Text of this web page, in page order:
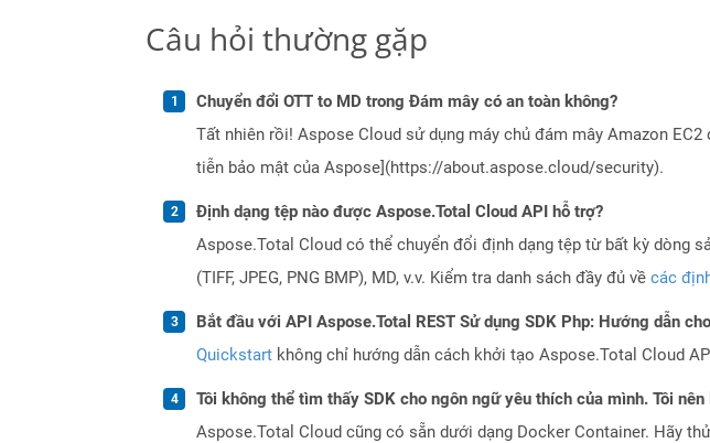
Câu hỏi thường gặp
Chuyển đổi OTT to MD trong Đám mây có an toàn không?
Tất nhiên rồi! Aspose Cloud sử dụng máy chủ đám mây Amazon
tiễn bảo mật của Aspose](https://about.aspose.cloud/security).
Định dạng tệp nào được Aspose.Total Cloud API hỗ trợ?
Aspose.Total Cloud có thể chuyển đổi định dạng tệp từ bất kỳ dòng
(TIFF, JPEG, PNG BMP), MD, v.v. Kiểm tra danh sách đầy đủ về các
Bắt đầu với API Aspose.Total REST Sử dụng SDK Php: Hướng dẫn
Quickstart không chỉ hướng dẫn cách khởi tạo Aspose.Total Cloud
Tôi không thể tìm thấy SDK cho ngôn ngữ yêu thích của mình. Tôi nên
Aspose.Total Cloud cũng có sẵn dưới dạng Docker Container. Hãy